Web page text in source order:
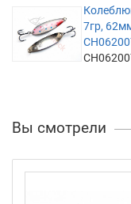
7гр,
Вы смотрели